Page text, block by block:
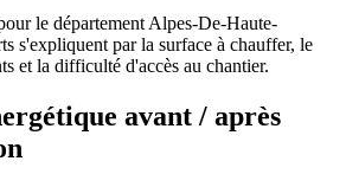
le département Alpes-De-Haute-
s'expliquent par la surface à chauffer, le
et la difficulté d'accès au chantier.
avant / après